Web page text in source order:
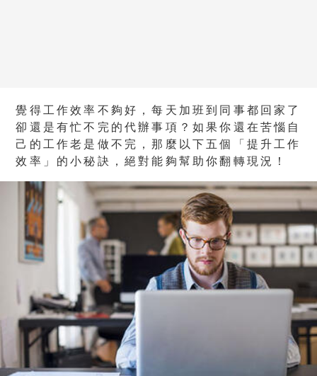
覺得工作效率不夠好，每天加班到同事都回家了
卻還是有忙不完的代辦事項？如果你還在苦惱自
己的工作老是做不完，那麼以下五個「提升工作
效率」的小秘訣，絕對能夠幫助你翻轉現況！